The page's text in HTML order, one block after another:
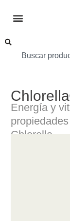
Energía y
Chlorella.